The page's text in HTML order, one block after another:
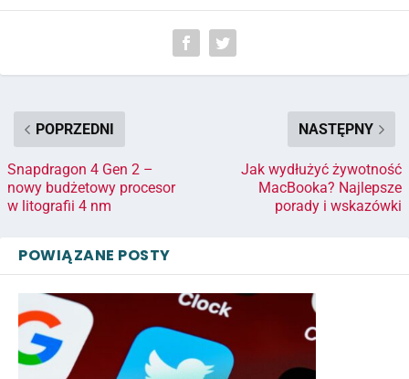
POPRZEDNI
Snapdragon 4 Gen 2 –
nowy budżetowy procesor
w litografii 4 nm
NASTĘPNY
Jak wydłużyć żywotność
MacBooka? Najlepsze
porady i wskazówki
POWIĄZANE POSTY